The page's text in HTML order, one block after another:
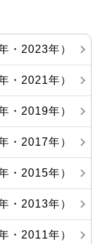
・2023年）
・2021年）
・2019年）
・2017年）
・2015年）
・2013年）
・2011年）